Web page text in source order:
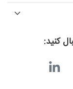
کنید: